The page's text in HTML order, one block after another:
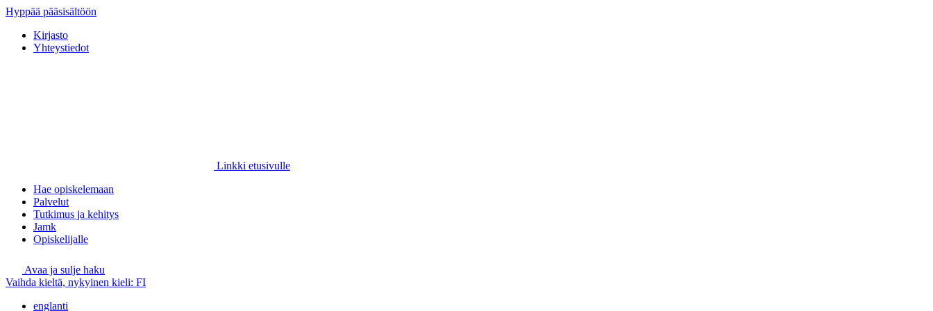
Hyppää pääsisältöön
Kirjasto
Yhteystiedot
Linkki etusivulle
Hae opiskelemaan
Palvelut
Tutkimus ja kehitys
Jamk
Opiskelijalle
Avaa ja sulje haku
Vaihda kieltä, nykyinen kieli: FI
englanti